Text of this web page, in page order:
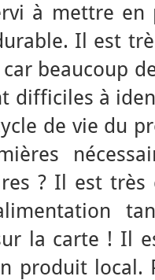
à mettre
Il est
beaucoup
difficiles à
de vie du
? Il est
la carte ! Il
produit